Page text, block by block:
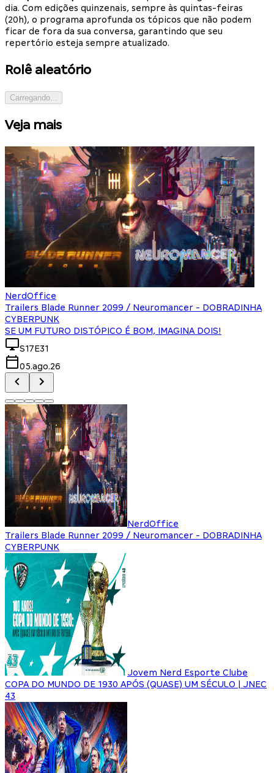
dia. Com edições quinzenais, sempre às quintas-feiras
(20h), o programa aprofunda os tópicos que não podem
ficar de fora da sua conversa, garantindo que seu
repertório esteja sempre atualizado.
Rolê aleatório
Carregando...
Veja mais
NerdOffice
Trailers Blade Runner 2099 / Neuromancer - DOBRADINHA
CYBERPUNK
SE UM FUTURO DISTÓPICO É BOM, IMAGINA DOIS!
S17E31
05.ago.26
NerdOffice
Trailers Blade Runner 2099 / Neuromancer - DOBRADINHA
CYBERPUNK
Jovem Nerd Esporte Clube
COPA DO MUNDO DE 1930 APÓS (QUASE) UM SÉCULO | JNEC
43